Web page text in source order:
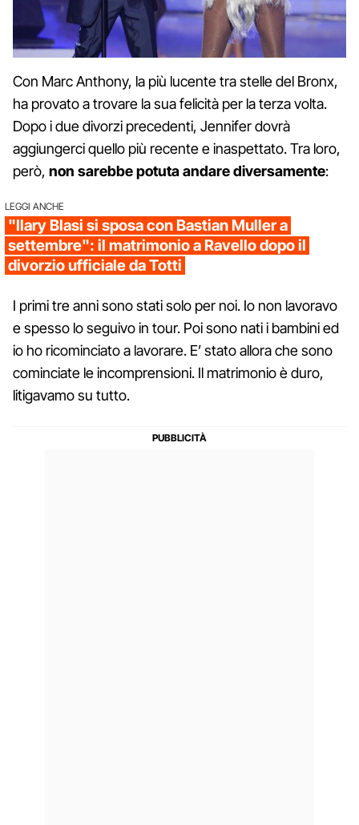
Con Marc Anthony, la più lucente tra stelle del Bronx,
ha provato a trovare la sua felicità per la terza volta.
Dopo i due divorzi precedenti, Jennifer dovrà
aggiungerci quello più recente e inaspettato. Tra loro,
però, non sarebbe potuta andare diversamente:
LEGGI ANCHE
"Ilary Blasi si sposa con Bastian Muller a
settembre": il matrimonio a Ravello dopo il
divorzio ufficiale da Totti
I primi tre anni sono stati solo per noi. Io non lavoravo
e spesso lo seguivo in tour. Poi sono nati i bambini ed
io ho ricominciato a lavorare. E’ stato allora che sono
cominciate le incomprensioni. Il matrimonio è duro,
litigavamo su tutto.